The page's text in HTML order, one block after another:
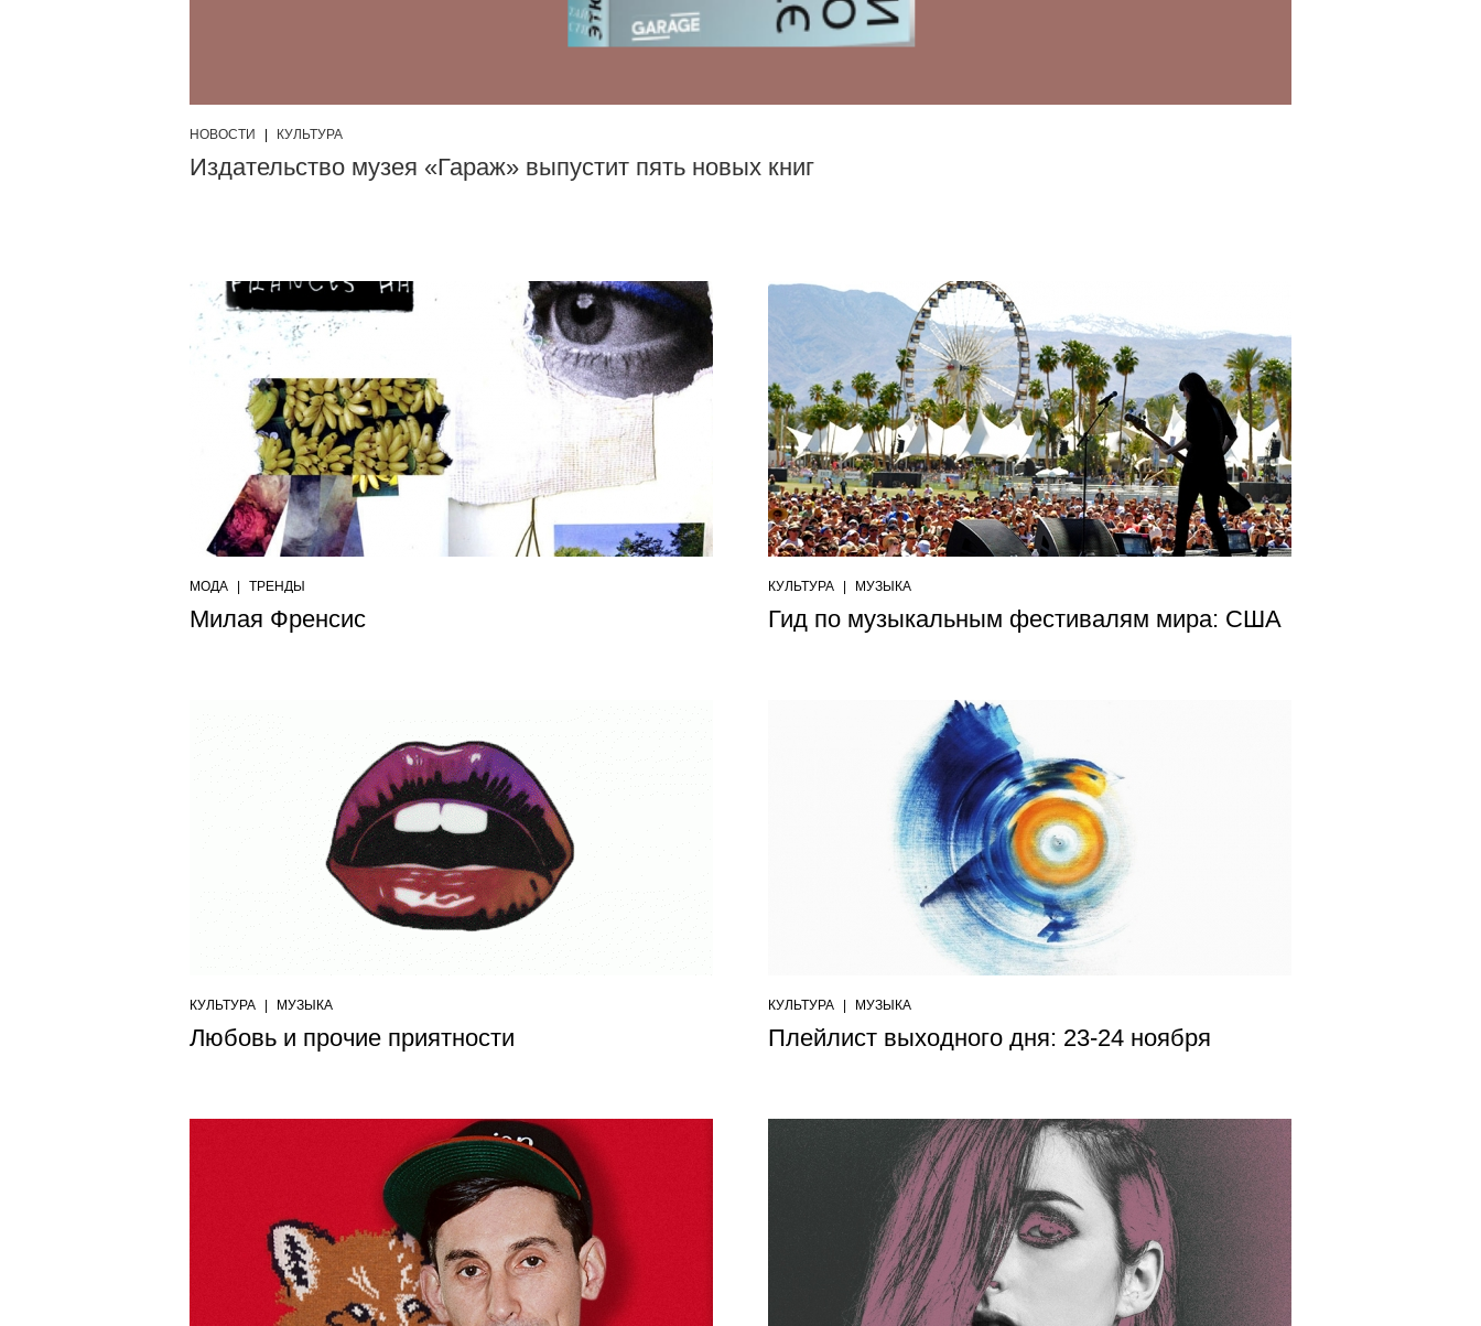
НОВОСТИ КУЛЬТУРА
Издательство музея «Гараж» выпустит пять новых книг
МОДА ТРЕНДЫ
Милая Френсис
КУЛЬТУРА МУЗЫКА
Гид по музыкальным фестивалям мира: США
КУЛЬТУРА МУЗЫКА
Любовь и прочие приятности
КУЛЬТУРА МУЗЫКА
Плейлист выходного дня: 23-24 ноября